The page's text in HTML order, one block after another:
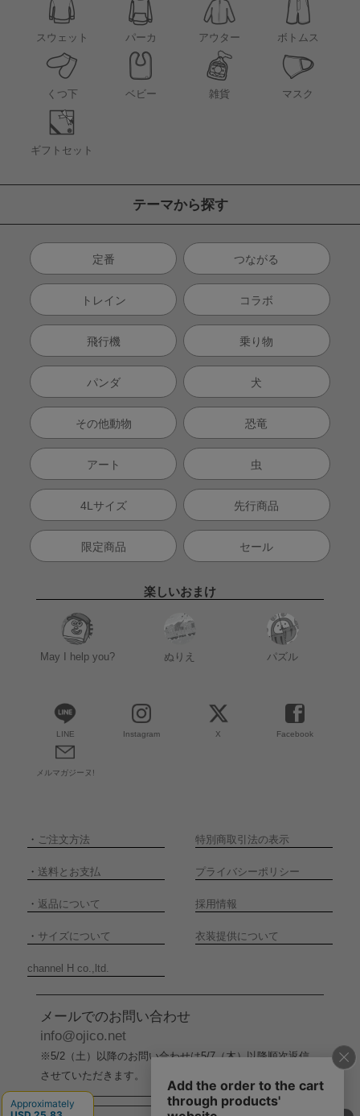
スウェット パーカ アウター ボトムス
くつ下 ベビー 雑貨 マスク
ギフトセット
テーマから探す
定番 つながる
トレイン コラボ
飛行機 乗り物
パンダ 犬
その他動物 恐竜
アート 虫
4Lサイズ 先行商品
限定商品 セール
楽しいおまけ
May I help you? ぬりえ パズル
LINE Instagram X Facebook
メルマガジーヌ!
・ ご注文方法 特別商取引法の表示
・ 送料とお支払 プライバシーポリシー
・ 返品について 採用情報
・ サイズについて 衣装提供について
channel H co.,ltd.
メールでのお問い合わせ
info@ojico.net
※5/2（土）以降のお問い合わせは5/7（木）以降順次返信
させていただきます。